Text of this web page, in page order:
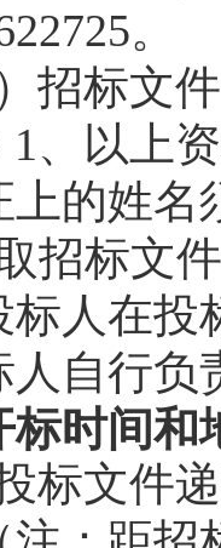
。
招标文
1、以上
上的姓名
招标文
标人在投
自行负
标时间和
标文件